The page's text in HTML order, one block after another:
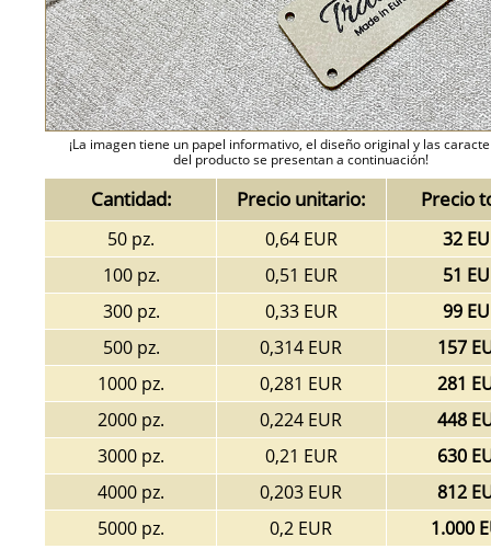
¡La imagen tiene un papel informativo, el diseño original y las
del producto se presentan a continuación!
Cantidad: Precio unitario: Precio
50 pz. 0,64 EUR
32
100 pz.
0,51 EUR
51
300 pz.
0,33 EUR
99
500 pz.
0,314 EUR
157
1000 pz.
0,281 EUR
281
2000 pz.
0,224 EUR
448
3000 pz.
0,21 EUR
630
4000 pz.
0,203 EUR
812
5000 pz.
0,2 EUR 1.000